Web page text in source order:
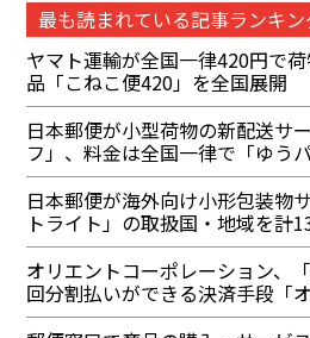
最も読まれている記事ランキ
ヤマト運輸が全国一律420円で
品「こねこ便420」を全国展開
日本郵便が小型荷物の新配送サ
フ」、料金は全国一律で「ゆう
日本郵便が海外向け小形包装物
トライト」の取扱国・地域を計
オリエントコーポレーション、
回分割払いができる決済手段「